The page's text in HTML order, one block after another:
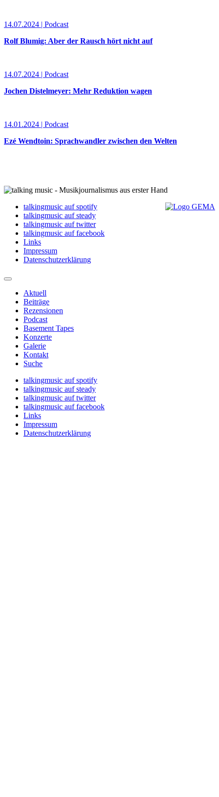
14.07.2024 | Podcast
Rolf Blumig: Aber der Rausch hört nicht auf
14.07.2024 | Podcast
Jochen Distelmeyer: Mehr Reduktion wagen
14.01.2024 | Podcast
Ezé Wendtoin: Sprachwandler zwischen den Welten
talkingmusic auf spotify
talkingmusic auf steady
talkingmusic auf twitter
talkingmusic auf facebook
Links
Impressum
Datenschutzerklärung
Aktuell
Beiträge
Rezensionen
Podcast
Basement Tapes
Konzerte
Galerie
Kontakt
Suche
talkingmusic auf spotify
talkingmusic auf steady
talkingmusic auf twitter
talkingmusic auf facebook
Links
Impressum
Datenschutzerklärung